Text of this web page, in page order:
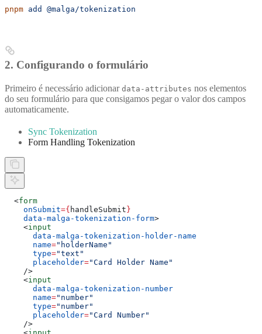
pnpm add @malga/tokenization
2. Configurando o formulário
Primeiro é necessário adicionar data-attributes nos elementos
do seu formulário para que consigamos pegar o valor dos campos
automaticamente.
Sync Tokenization
Form Handling Tokenization
  <
form
    onSubmit
={ handleSubmit}
    data-malga-tokenization-form
>
    <
input
      data-malga-tokenization-holder-name
      name
="holderName"
      type
="text"
      placeholder
="Card Holder Name"
    />
    <
input
      data-malga-tokenization-number
      name
="number"
      type
="number"
      placeholder
="Card Number"
    />